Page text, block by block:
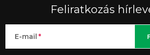
Feliratkozás
E-mail